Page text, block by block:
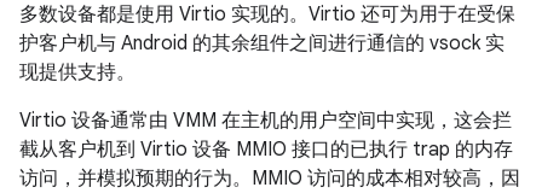
多数设备都是使用 Virtio 实现的。Virtio 还可为用于在受保
护客户机与 Android 的其余组件之间进行通信的 vsock 实
现提供支持。
Virtio 设备通常由 VMM 在主机的用户空间中实现，这会拦
截从客户机到 Virtio 设备 MMIO 接口的已执行 trap 的内存
访问，并模拟预期的行为。MMIO 访问的成本相对较高，因